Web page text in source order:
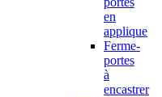
en
applique
Ferme-
portes
à
encastrer